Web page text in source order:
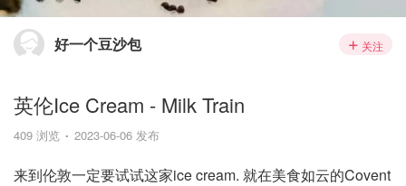
好一个豆沙包 关注
英伦Ice Cream - Milk Train
409 浏览 2023-06-06 发布
来到伦敦一定要试试这家ice cream. 就在美食如云的Covent